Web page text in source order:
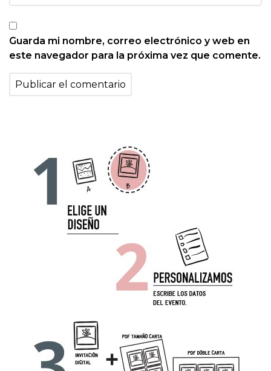
Guarda mi nombre, correo electrónico y web en
este navegador para la próxima vez que comente.